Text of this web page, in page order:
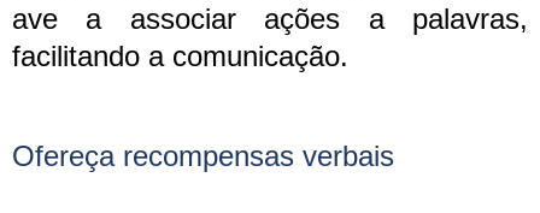
ave a associar ações a palavras,
facilitando a comunicação.
Ofereça recompensas verbais